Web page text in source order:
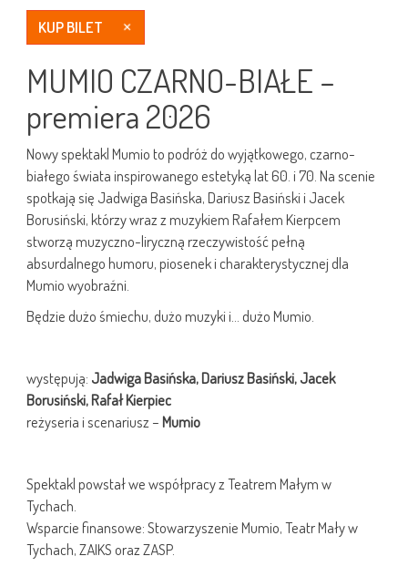
KUP BILET
MUMIO CZARNO-BIAŁE –
premiera 2026
Nowy spektakl Mumio to podróż do wyjątkowego, czarno-
białego świata inspirowanego estetyką lat 60. i 70. Na scenie
spotkają się Jadwiga Basińska, Dariusz Basiński i Jacek
Borusiński, którzy wraz z muzykiem Rafałem Kierpcem
stworzą muzyczno-liryczną rzeczywistość pełną
absurdalnego humoru, piosenek i charakterystycznej dla
Mumio wyobraźni.
Będzie dużo śmiechu, dużo muzyki i… dużo Mumio.
występują: Jadwiga Basińska, Dariusz Basiński, Jacek
Borusiński, Rafał Kierpiec
reżyseria i scenariusz –Mumio
Spektakl powstał we współpracy z Teatrem Małym w
Tychach.
Wsparcie finansowe: Stowarzyszenie Mumio, Teatr Mały w
Tychach, ZAIKS oraz ZASP.